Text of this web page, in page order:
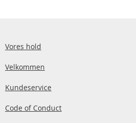
Vores hold
Velkommen
Kundeservice
Code of Conduct